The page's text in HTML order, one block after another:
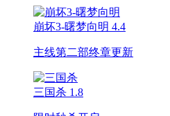
崩坏3-曙梦向明 4.4
主线第二部终章更新
三国杀 1.8